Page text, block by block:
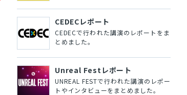
CEDECレポート
CEDECで行われた講演のレポートをま
とめました。
Unreal Festレポート
UNREAL FESTで行われた講演のレポー
トやインタビューをまとめました。